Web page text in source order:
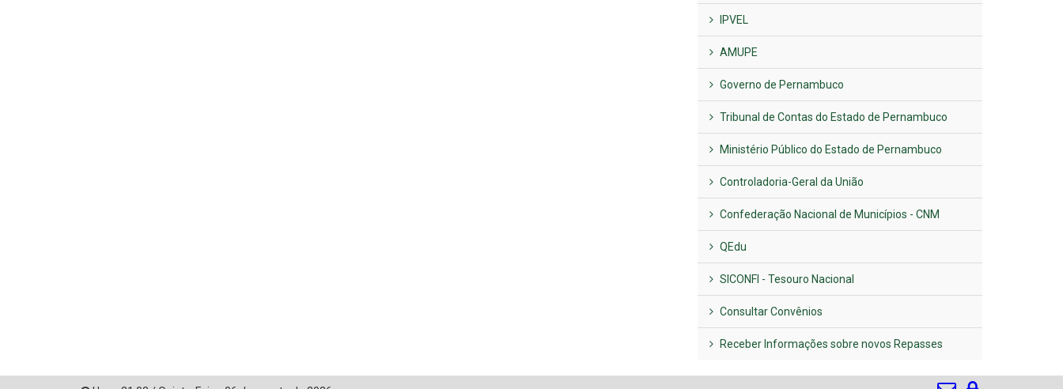
IPVEL
AMUPE
Governo de Pernambuco
Tribunal de Contas do Estado de Pernambuco
Ministério Público do Estado de Pernambuco
Controladoria-Geral da União
Confederação Nacional de Municípios - CNM
QEdu
SICONFI - Tesouro Nacional
Consultar Convênios
Receber Informações sobre novos Repasses